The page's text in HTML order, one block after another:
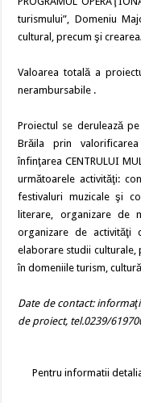
turismului”, Domeniu
cultural, precum şi
Valoarea totală a
nerambursabile .
Proiectul se derulează
Brăila prin
înfinţarea CENTRULUI
următoarele activităţi:
festivaluri muzicale şi
literare, organizare de
organizare de activităţi
elaborare studii
în domeniile turism,
Date de contact:
de proiect, tel.0239/
Pentru informatii